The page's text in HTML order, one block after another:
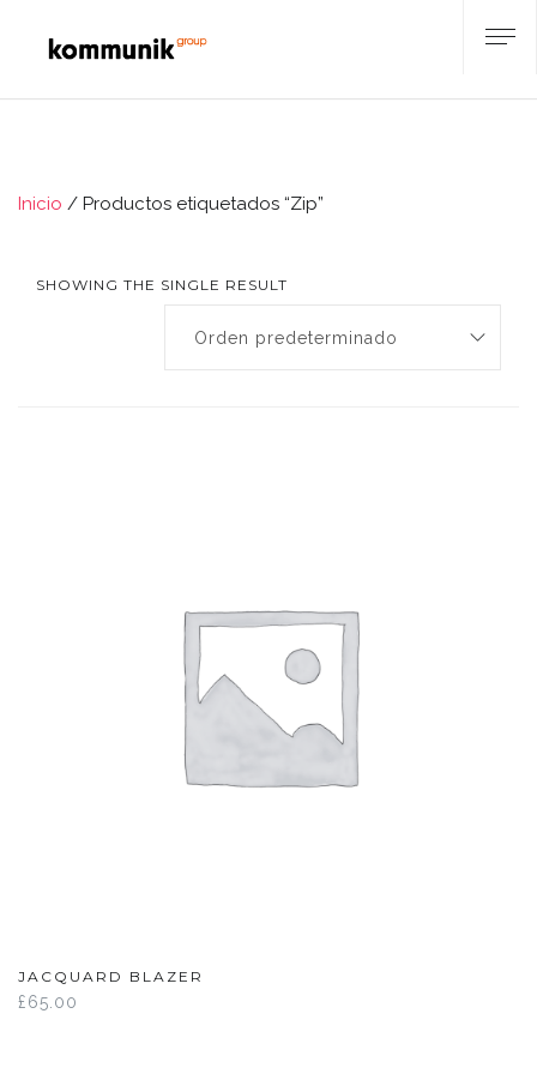
Inicio / Productos etiquetados “Zip”
SHOWING THE SINGLE RESULT
JACQUARD BLAZER
£65.00